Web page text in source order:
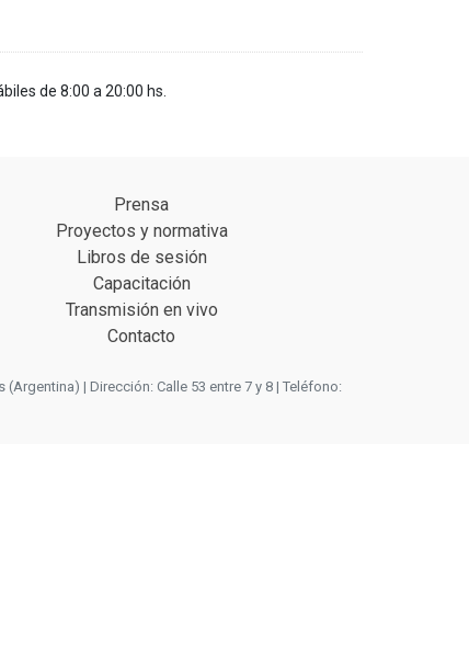
de 8:00 a 20:00 hs.
Prensa
Proyectos y normativa
Libros de sesión
Capacitación
Transmisión en vivo
Contacto
| Dirección: Calle 53 entre 7 y 8 | Teléfono: